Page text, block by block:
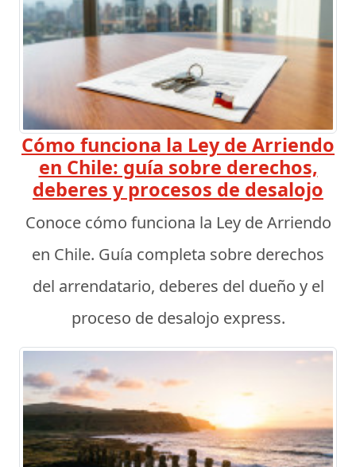
Cómo funciona la Ley de Arriendo
en Chile: guía sobre derechos,
deberes y procesos de desalojo
Conoce cómo funciona la Ley de Arriendo
en Chile. Guía completa sobre derechos
del arrendatario, deberes del dueño y el
proceso de desalojo express.